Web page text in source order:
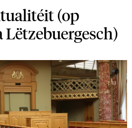
(op
Lëtzebuergesch)